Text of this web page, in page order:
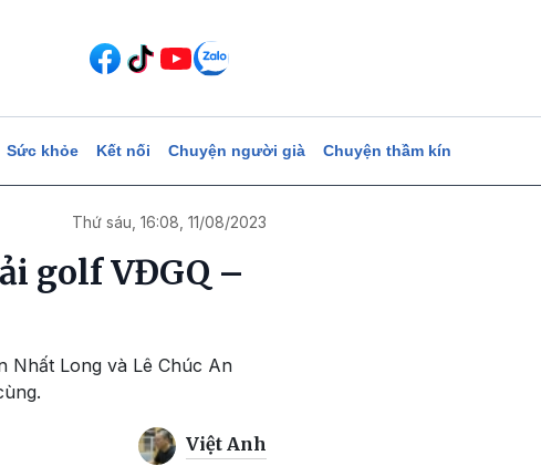
Sức khỏe Kết nối Chuyện người già Chuyện thầm kín
Thứ sáu, 16:08, 11/08/2023
golf VĐGQ –
Nhất Long và Lê Chúc An
Việt Anh